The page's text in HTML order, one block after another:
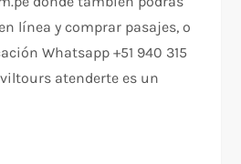
línea y comprar pasajes, o
Whatsapp +51 940 315
atenderte es un